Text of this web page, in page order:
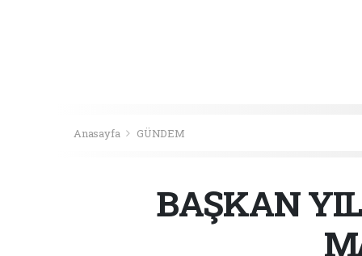
Anasayfa GÜNDEM
BAŞKAN